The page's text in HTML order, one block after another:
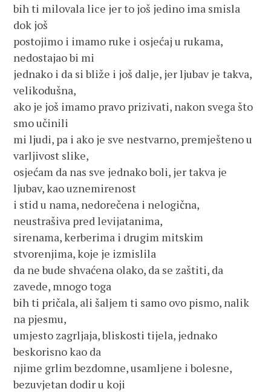
bih ti milovala lice jer to još jedino ima smisla
dok još
postojimo i imamo ruke i osjećaj u rukama,
nedostajao bi mi
jednako i da si bliže i još dalje, jer ljubav je takva,
velikodušna,
ako je još imamo pravo prizivati, nakon svega što
smo učinili
mi ljudi, pa i ako je sve nestvarno, premješteno u
varljivost slike,
osjećam da nas sve jednako boli, jer takva je
ljubav, kao uznemirenost
i stid u nama, nedorečena i nelogična,
neustrašiva pred levijatanima,
sirenama, kerberima i drugim mitskim
stvorenjima, koje je izmislila
da ne bude shvaćena olako, da se zaštiti, da
zavede, mnogo toga
bih ti pričala, ali šaljem ti samo ovo pismo, nalik
na pjesmu,
umjesto zagrljaja, bliskosti tijela, jednako
beskorisno kao da
njime grlim bezdomne, usamljene i bolesne,
bezuvjetan dodir u koji